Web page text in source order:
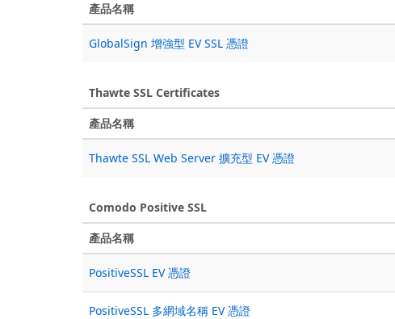
產品名稱
GlobalSign 增強型 EV SSL 憑證
Thawte SSL Certificates
產品名稱
Thawte SSL Web Server 擴充型 EV 憑證
Comodo Positive SSL
產品名稱
PositiveSSL EV 憑證
PositiveSSL 多網域名稱 EV 憑證